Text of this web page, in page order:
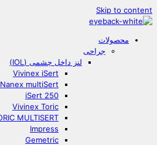
Skip to content
محصولات
جراحی
لنز داخل چشمی (IOL)
Vivinex iSert
Nanex multiSert
iSert 250
Vivinex Toric
MULTISERT
Impress
Gemetric